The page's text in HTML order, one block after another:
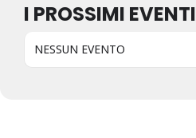
I PROSSIMI EVENTI
NESSUN EVENTO